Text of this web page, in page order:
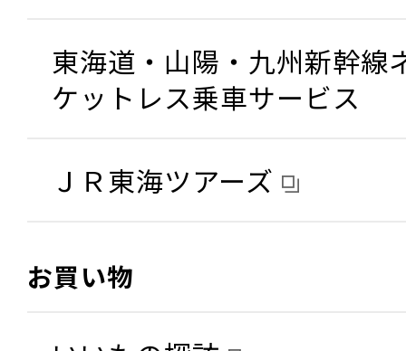
東海道・山陽・九州新幹線
ケットレス乗車サービス
ＪＲ東海ツアーズ
お買い物